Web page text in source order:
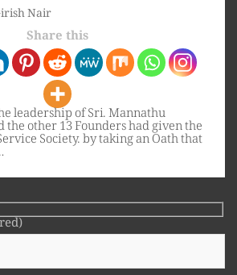
Nair
Share this
leadership of Sri. Mannathu
the other 13 Founders had given the
Society. by taking an Oath that